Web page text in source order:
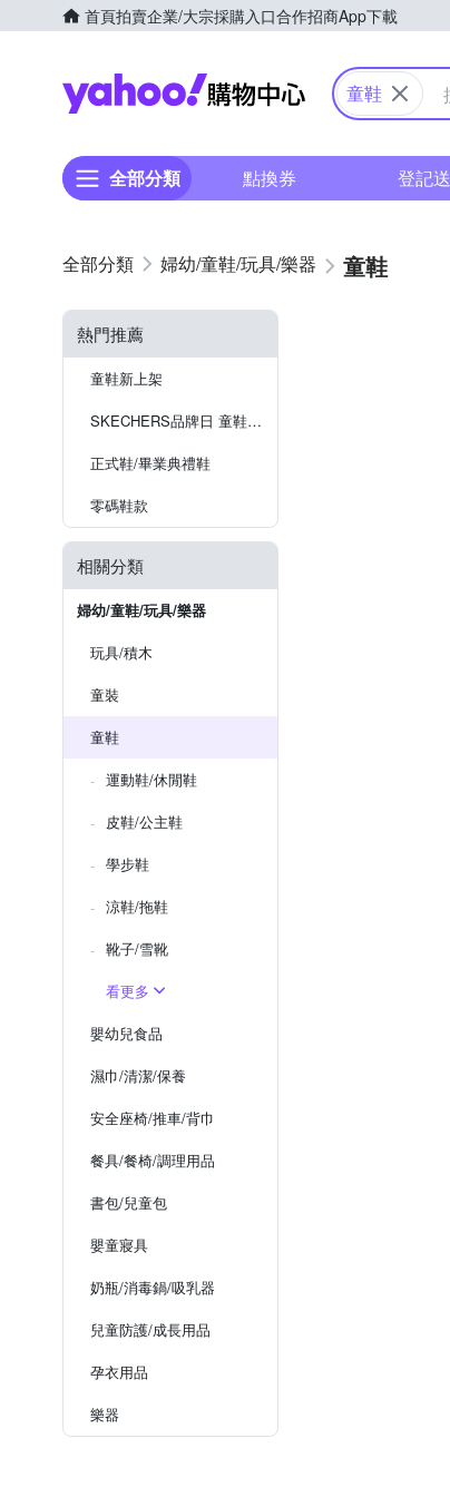
首頁拍賣企業/大宗採購入口合作招商App下載
Yahoo購物中心
童鞋
全部分類 點換券 登記送
婦幼/童鞋/玩具/樂器 童鞋
熱門推薦
童鞋新上架
SKECHERS品牌日 童鞋特殺
正式鞋/畢業典禮鞋
零碼鞋款
相關分類
婦幼/童鞋/玩具/樂器
玩具/積木
童裝
童鞋
運動鞋/休閒鞋
皮鞋/公主鞋
學步鞋
涼鞋/拖鞋
靴子/雪靴
看更多
嬰幼兒食品
濕巾/清潔/保養
安全座椅/推車/背巾
餐具/餐椅/調理用品
書包/兒童包
嬰童寢具
奶瓶/消毒鍋/吸乳器
兒童防護/成長用品
孕衣用品
樂器